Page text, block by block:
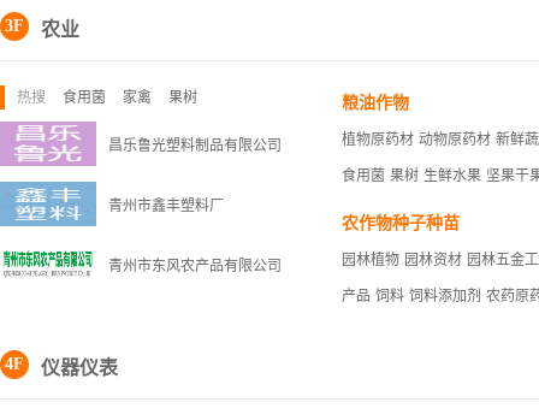
3F 农业
热搜 食用菌 家禽 果树
昌乐鲁光塑料制品有限公司
青州市鑫丰塑料厂
青州市东风农产品有限公司
粮油作物
植物原药材 动物原药材 新鲜
食用菌 果树 生鲜水果 坚果干
农作物种子种苗
园林植物 园林资材 园林五金
产品 饲料 饲料添加剂 农药原
4F 仪器仪表